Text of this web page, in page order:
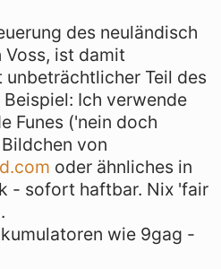
des neuländisch
Voss, ist damit
Teil des
Ich verwende
Funes ('nein doch
von
oder ähnliches in
- sofort haftbar. Nix 'fair
wie 9gag -